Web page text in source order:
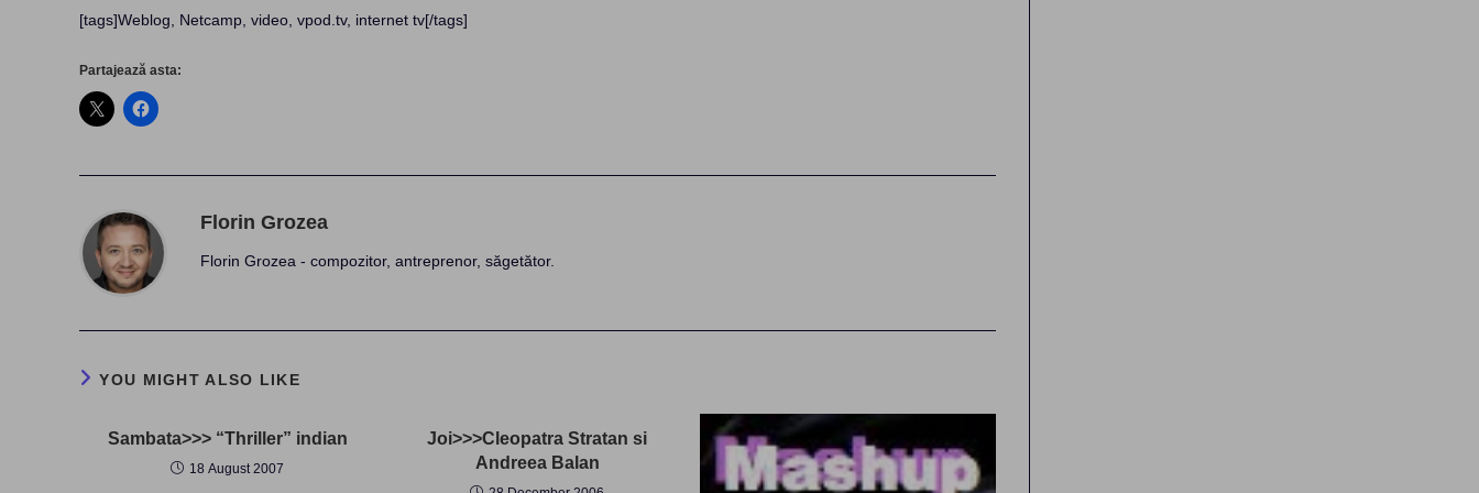
[tags]Weblog, Netcamp, video, vpod.tv, internet tv[/tags]
Partajează asta:
Florin Grozea
Florin Grozea - compozitor, antreprenor, săgetător.
YOU MIGHT ALSO LIKE
Sambata>>> “Thriller” indian
18 August 2007
Joi>>>Cleopatra Stratan si
Andreea Balan